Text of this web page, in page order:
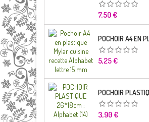
Prix
7,50 €
Prix
5,25 €
Prix
3,90 €